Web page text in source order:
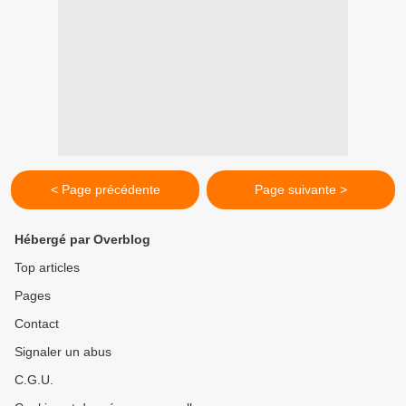
< Page précédente Page suivante >
Hébergé par Overblog
Top articles
Pages
Contact
Signaler un abus
C.G.U.